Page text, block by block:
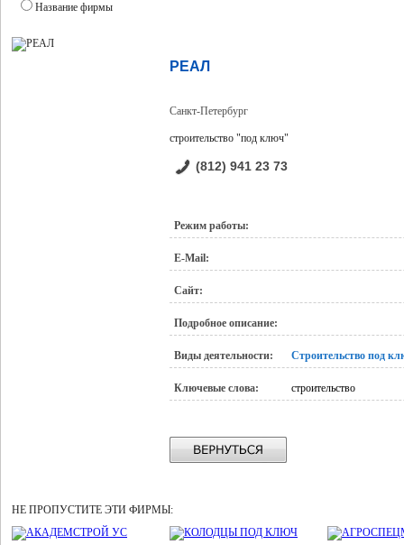
Название фирмы
РЕАЛ
Санкт-Петербург
строительство "под ключ"
(812) 941 23 73
Режим работы:
E-Mail:
Сайт:
Подробное описание:
Виды деятельности: Строительство под
Ключевые слова: строительство
НЕ ПРОПУСТИТЕ ЭТИ ФИРМЫ: